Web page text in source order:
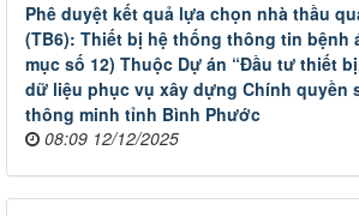
Phê duyệt kết quả lựa chọn nhà thầu
(TB6): Thiết bị hệ thống thông tin bệnh
mục số 12) Thuộc Dự án “Đầu tư thiết
dữ liệu phục vụ xây dựng Chính quyền
thông minh tỉnh Bình Phước
08:09 12/12/2025